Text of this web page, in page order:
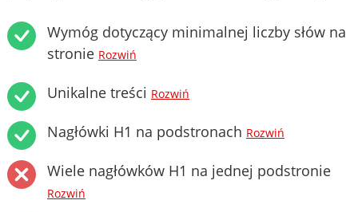
Wymóg dotyczący minimalnej liczby słów na
stronie Rozwiń
Unikalne treści Rozwiń
Nagłówki H1 na podstronach Rozwiń
Wiele nagłówków H1 na jednej podstronie
Rozwiń